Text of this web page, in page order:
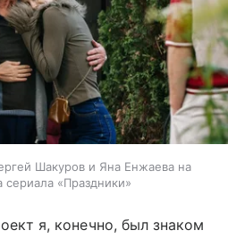
Шакуров и Яна Енжаева на
сериала «Праздники»
я, конечно, был знаком